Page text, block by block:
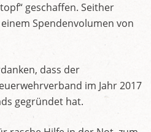
geschaffen. Seither
Spendenvolumen von
dass der
im Jahr 2017
gegründet hat.